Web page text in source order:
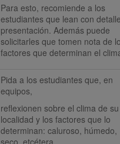
Para esto, recomiende a los
estudiantes que lean con
presentación. Además puede
solicitarles que tomen nota de
factores que determinan el
Pida a los estudiantes que, en
equipos,
reflexionen sobre el clima de su
localidad y los factores que lo
determinan: caluroso, húmedo,
seco, etcétera.